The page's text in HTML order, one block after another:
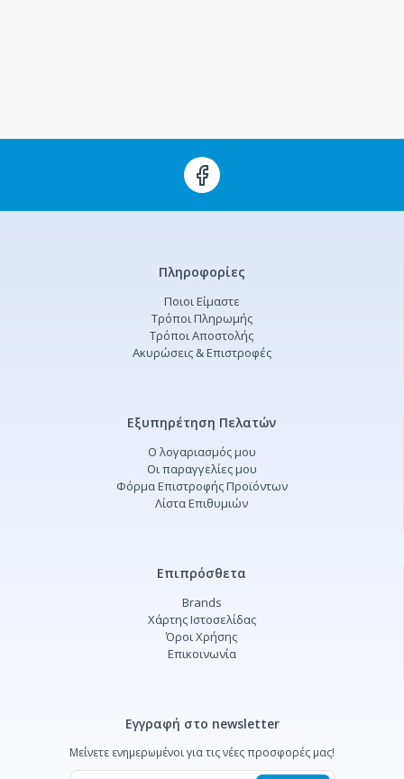
Πληροφορίες
Ποιοι Είμαστε
Τρόποι Πληρωμής
Τρόποι Αποστολής
Ακυρώσεις & Επιστροφές
Εξυπηρέτηση Πελατών
Ο λογαριασμός μου
Οι παραγγελίες μου
Φόρμα Επιστροφής Προϊόντων
Λίστα Επιθυμιών
Επιπρόσθετα
Brands
Χάρτης Ιστοσελίδας
Όροι Χρήσης
Επικοινωνία
Εγγραφή στο newsletter
Μείνετε ενημερωμένοι για τις νέες προσφορές μας!